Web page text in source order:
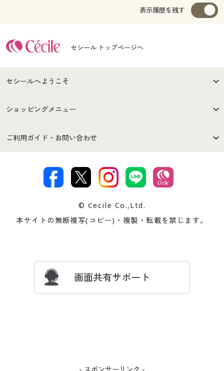
表示履歴を残す
セシール トップページへ
セシールへようこそ
はじめての方へ
セシールご利用規約
著作権・商標について 会社案内
ショッピングメニュー
商品カテゴリ
プレゼント＆キャンペーン サイトマップ
ご利用ガイド・お問い合わせ
交換・返品は お支払は
ついて
忘れの場合
© Cecile Co.,Ltd.
本サイトの無断複写(コピー)・複製・転載を禁じます。
画面共有サポート